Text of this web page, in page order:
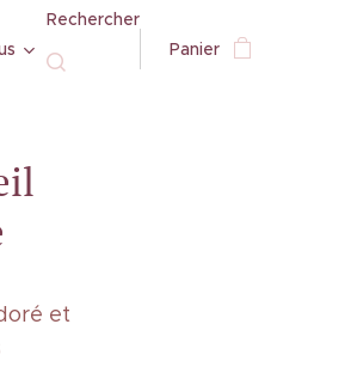
Rechercher
Panier
et